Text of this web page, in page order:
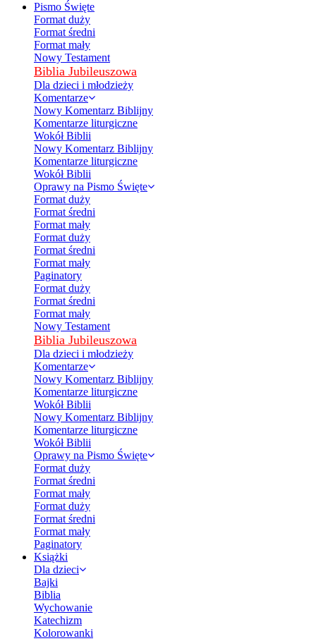
Pismo Święte
Format duży
Format średni
Format mały
Nowy Testament
Biblia Jubileuszowa
Dla dzieci i młodzieży
Komentarze
Nowy Komentarz Biblijny
Komentarze liturgiczne
Wokół Biblii
Nowy Komentarz Biblijny
Komentarze liturgiczne
Wokół Biblii
Oprawy na Pismo Święte
Format duży
Format średni
Format mały
Format duży
Format średni
Format mały
Paginatory
Format duży
Format średni
Format mały
Nowy Testament
Biblia Jubileuszowa
Dla dzieci i młodzieży
Komentarze
Nowy Komentarz Biblijny
Komentarze liturgiczne
Wokół Biblii
Nowy Komentarz Biblijny
Komentarze liturgiczne
Wokół Biblii
Oprawy na Pismo Święte
Format duży
Format średni
Format mały
Format duży
Format średni
Format mały
Paginatory
Książki
Dla dzieci
Bajki
Biblia
Wychowanie
Katechizm
Kolorowanki